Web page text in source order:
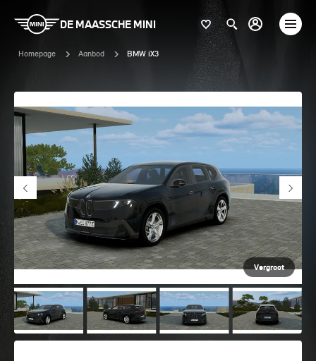
DE MAASSCHE MINI
Homepage Aanbod BMW iX3
Vergroot